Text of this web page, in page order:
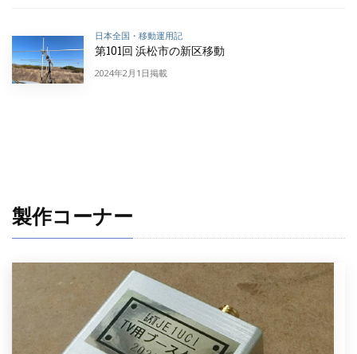
日本全国・移動運用記
第101回 浜松市の新区移動
2024年2月1日掲載
製作コーナー